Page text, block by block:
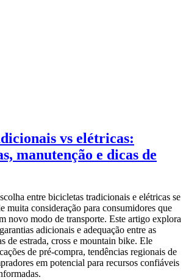
vs elétricas:
manutenção e dicas de
entre bicicletas tradicionais e elétricas se
muita consideração para consumidores que
novo modo de transporte. Este artigo explora
adicionais e adequação entre as
de estrada, cross e mountain bike. Ele
de pré-compra, tendências regionais de
em potencial para recursos confiáveis